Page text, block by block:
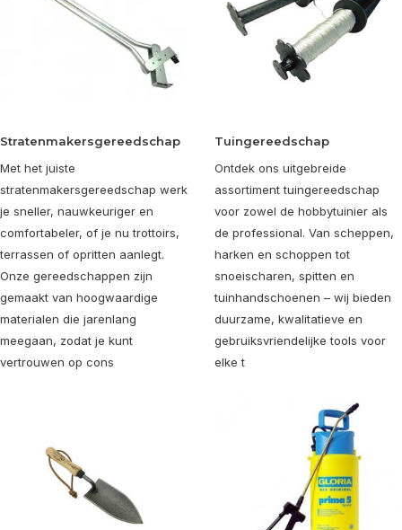
Stratenmakersgereedschap
Met het juiste
stratenmakersgereedschap werk
je sneller, nauwkeuriger en
comfortabeler, of je nu trottoirs,
terrassen of opritten aanlegt.
Onze gereedschappen zijn
gemaakt van hoogwaardige
materialen die jarenlang
meegaan, zodat je kunt
vertrouwen op cons
Tuingereedschap
Ontdek ons uitgebreide
assortiment tuingereedschap
voor zowel de hobbytuinier als
de professional. Van scheppen,
harken en schoppen tot
snoeischaren, spitten en
tuinhandschoenen – wij bieden
duurzame, kwalitatieve en
gebruiksvriendelijke tools voor
elke t